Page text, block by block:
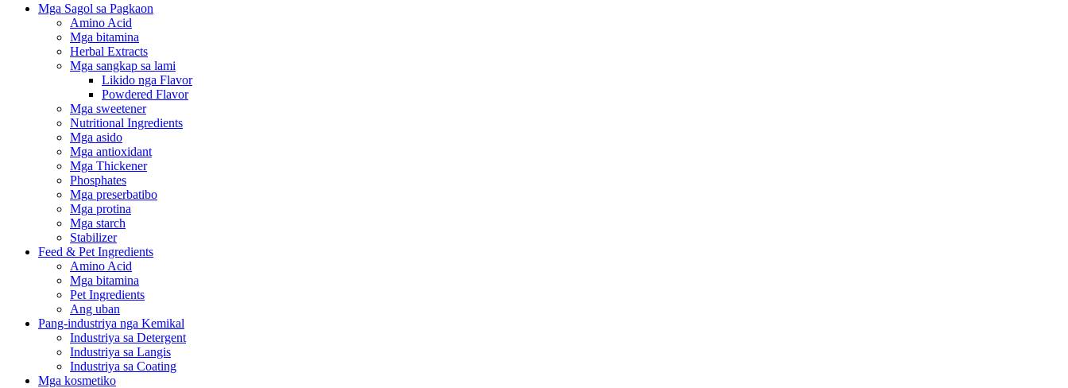
Mga Sagol sa Pagkaon
Amino Acid
Mga bitamina
Herbal Extracts
Mga sangkap sa lami
Likido nga Flavor
Powdered Flavor
Mga sweetener
Nutritional Ingredients
Mga asido
Mga antioxidant
Mga Thickener
Phosphates
Mga preserbatibo
Mga protina
Mga starch
Stabilizer
Feed & Pet Ingredients
Amino Acid
Mga bitamina
Pet Ingredients
Ang uban
Pang-industriya nga Kemikal
Industriya sa Detergent
Industriya sa Langis
Industriya sa Coating
Mga kosmetiko